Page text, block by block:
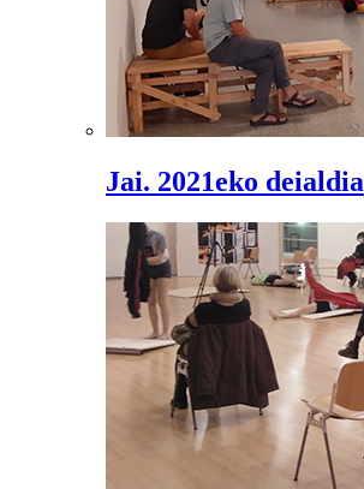
Jai. 2021eko deialdia